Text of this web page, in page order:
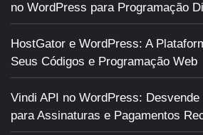
no WordPress para Programação
HostGator e WordPress: A
Seus Códigos e Programação Web
Vindi API no WordPress:
para Assinaturas e Pagamentos